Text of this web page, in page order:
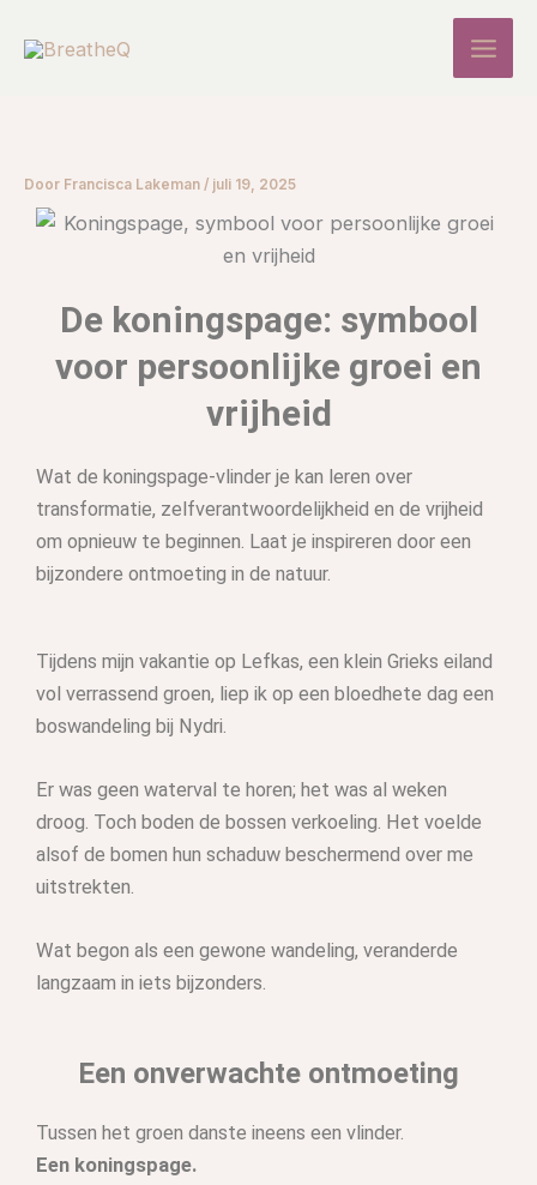
naar
Door Francisca Lakeman / juli 19, 2025
De koningspage: symbool
voor persoonlijke groei en
vrijheid
Wat de koningspage-vlinder je kan leren over
transformatie, zelfverantwoordelijkheid en de vrijheid
om opnieuw te beginnen. Laat je inspireren door een
bijzondere ontmoeting in de natuur.
Tijdens mijn vakantie op Lefkas, een klein Grieks eiland
vol verrassend groen, liep ik op een bloedhete dag een
boswandeling bij Nydri.
Er was geen waterval te horen; het was al weken
droog. Toch boden de bossen verkoeling. Het voelde
alsof de bomen hun schaduw beschermend over me
uitstrekten.
Wat begon als een gewone wandeling, veranderde
langzaam in iets bijzonders.
Een onverwachte ontmoeting
Tussen het groen danste ineens een vlinder.
Een koningspage.